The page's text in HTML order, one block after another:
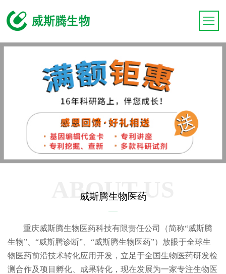
威斯腾生物医药
ABOUT US
重庆威斯腾生物医药科技有限责任公司（简称“威斯腾
生物”、“威斯腾诊断”、“威斯腾生物医药”）放眼于全球生
物医药前沿技术转化应用开发，立足于全国生物医药研发检
测合作及项目孵化、成果转化，现在发展为一家专注生物医